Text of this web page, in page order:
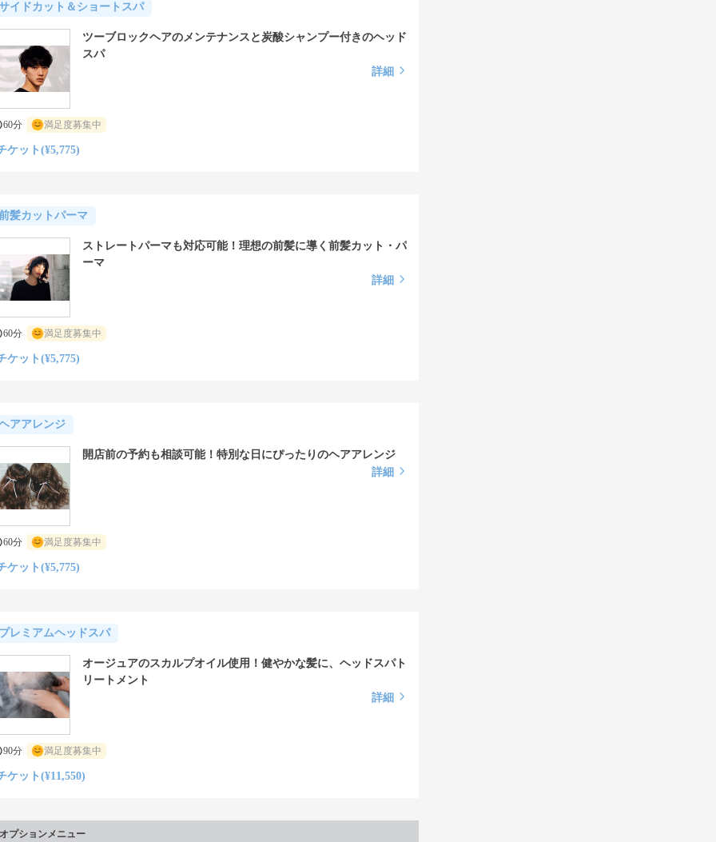
イドカット＆ショートスパ
ツーブロックヘアのメンテナンスと炭酸シャンプー付きのヘッド
スパ
詳細
60分 満足度募集中
ケット(¥5,775)
髪カットパーマ
ストレートパーマも対応可能！理想の前髪に導く前髪カット・パ
ーマ
詳細
60分 満足度募集中
ケット(¥5,775)
アアレンジ
開店前の予約も相談可能！特別な日にぴったりのヘアアレンジ
詳細
60分 満足度募集中
ケット(¥5,775)
レミアムヘッドスパ
オージュアのスカルプオイル使用！健やかな髪に、ヘッドスパト
リートメント
詳細
90分 満足度募集中
ケット(¥11,550)
プションメニュー